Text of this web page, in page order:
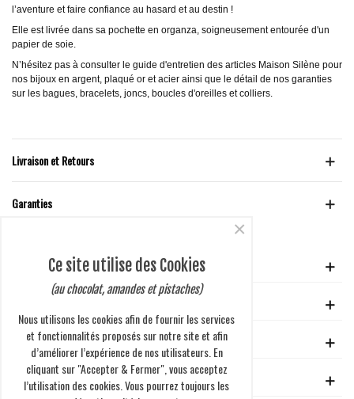
l’aventure et faire confiance au hasard et au destin !
Elle est livrée dans sa pochette en organza, soigneusement entourée d'un
papier de soie.
N’hésitez pas à consulter le guide d'entretien des articles Maison Silène pour
nos bijoux en argent, plaqué or et acier ainsi que le détail de nos garanties
sur les bagues, bracelets, joncs, boucles d'oreilles et colliers.
Livraison et Retours
Garanties
VOTRE COMPTE
EN SAVOIR PLUS
ENTREPRISE
Ce site utilise des Cookies
(au chocolat, amandes et pistaches)
Nous utilisons les cookies afin de fournir les services
et fonctionnalités proposés sur notre site et afin
d’améliorer l’expérience de nos utilisateurs. En
cliquant sur "Accepter & Fermer", vous acceptez
l’utilisation des cookies. Vous pourrez toujours les
×